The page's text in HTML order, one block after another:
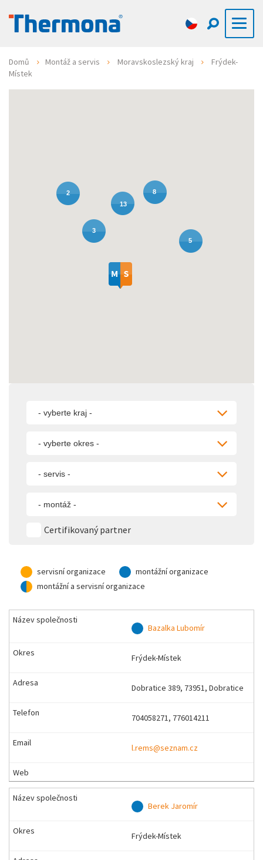
Domů Montáž a servis Moravskoslezský kraj
Frýdek-
Místek
13
8
2
5
3
- vyberte kraj -
- vyberte okres -
- servis -
- montáž -
Certifikovaný partner
servisní organizace
montážní organizace
montážní a servisní organizace
Bazalka Lubomír
Frýdek-Místek
Dobratice 389, 73951, Dobratice
704058271, 776014211
l.rems@seznam.cz
Berek Jaromír
Frýdek-Místek